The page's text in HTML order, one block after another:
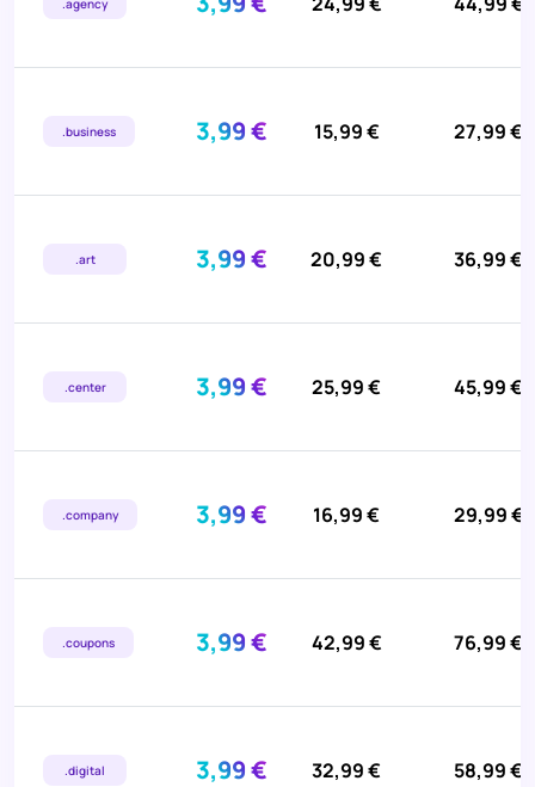
.agency
.business 3,99 € 15,99 € 27,99 €
.art 3,99 € 20,99 € 36,99 €
.center 3,99 € 25,99 € 45,99 €
.company 3,99 € 16,99 € 29,99 €
.coupons 3,99 € 42,99 € 76,99 €
.digital 3,99 € 32,99 € 58,99 €